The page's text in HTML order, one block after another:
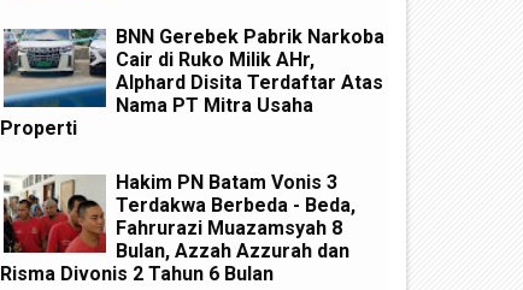
BNN Gerebek Pabrik Narkoba
Cair di Ruko Milik AHr,
Alphard Disita Terdaftar Atas
Nama PT Mitra Usaha
Properti
Hakim PN Batam Vonis 3
Terdakwa Berbeda - Beda,
Fahrurazi Muazamsyah 8
Bulan, Azzah Azzurah dan
Risma Divonis 2 Tahun 6 Bulan